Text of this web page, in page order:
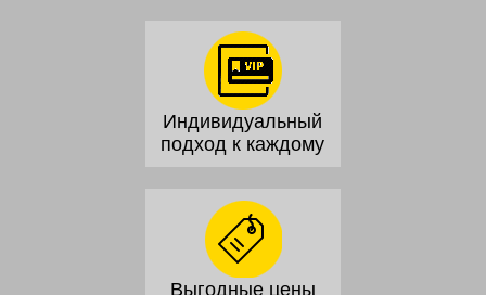
Индивидуальный
подход к каждому
Выгодные цены